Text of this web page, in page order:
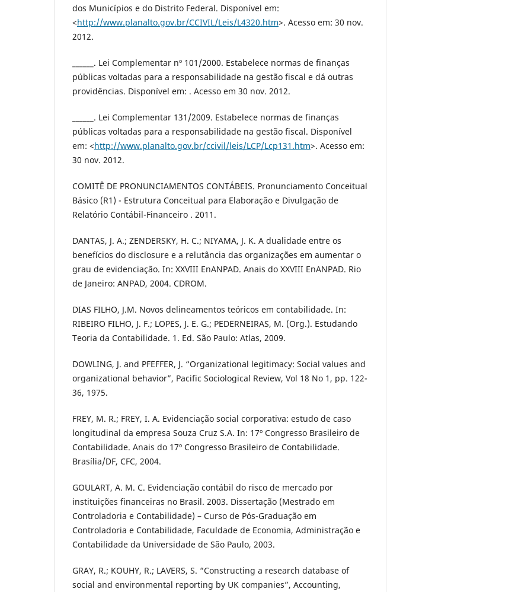
dos Municípios e do Distrito Federal. Disponível em:
<http://www.planalto.gov.br/CCIVIL/Leis/L4320.htm>. Acesso em: 30 nov.
2012.
______. Lei Complementar nº 101/2000. Estabelece normas de finanças
públicas voltadas para a responsabilidade na gestão fiscal e dá outras
providências. Disponível em: . Acesso em 30 nov. 2012.
______. Lei Complementar 131/2009. Estabelece normas de finanças
públicas voltadas para a responsabilidade na gestão fiscal. Disponível
em: <http://www.planalto.gov.br/ccivil/leis/LCP/Lcp131.htm>. Acesso em:
30 nov. 2012.
COMITÊ DE PRONUNCIAMENTOS CONTÁBEIS. Pronunciamento Conceitual
Básico (R1) - Estrutura Conceitual para Elaboração e Divulgação de
Relatório Contábil-Financeiro . 2011.
DANTAS, J. A.; ZENDERSKY, H. C.; NIYAMA, J. K. A dualidade entre os
benefícios do disclosure e a relutância das organizações em aumentar o
grau de evidenciação. In: XXVIII EnANPAD. Anais do XXVIII EnANPAD. Rio
de Janeiro: ANPAD, 2004. CDROM.
DIAS FILHO, J.M. Novos delineamentos teóricos em contabilidade. In:
RIBEIRO FILHO, J. F.; LOPES, J. E. G.; PEDERNEIRAS, M. (Org.). Estudando
Teoria da Contabilidade. 1. Ed. São Paulo: Atlas, 2009.
DOWLING, J. and PFEFFER, J. “Organizational legitimacy: Social values and
organizational behavior”, Pacific Sociological Review, Vol 18 No 1, pp. 122-
36, 1975.
FREY, M. R.; FREY, I. A. Evidenciação social corporativa: estudo de caso
longitudinal da empresa Souza Cruz S.A. In: 17º Congresso Brasileiro de
Contabilidade. Anais do 17º Congresso Brasileiro de Contabilidade.
Brasília/DF, CFC, 2004.
GOULART, A. M. C. Evidenciação contábil do risco de mercado por
instituições financeiras no Brasil. 2003. Dissertação (Mestrado em
Controladoria e Contabilidade) – Curso de Pós-Graduação em
Controladoria e Contabilidade, Faculdade de Economia, Administração e
Contabilidade da Universidade de São Paulo, 2003.
GRAY, R.; KOUHY, R.; LAVERS, S. “Constructing a research database of
social and environmental reporting by UK companies”, Accounting,